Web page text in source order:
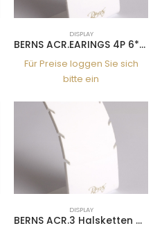
DISPLAY
BERNS ACR.EARINGS 4P 6*14CM
Für Preise loggen Sie sich
bitte ein
DISPLAY
BERNS ACR.3 Halsketten HOLDER6* 14CM